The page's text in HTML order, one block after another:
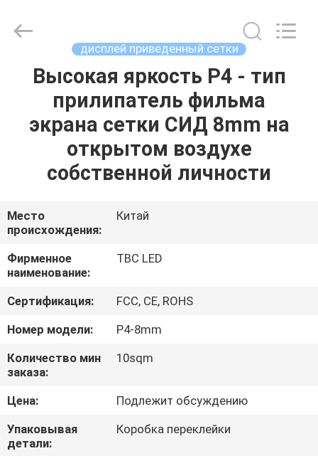
ДОМ
ПРОДУКТЫ
ШОУ
О
НАС
ПУТЕШЕСТВИЕ
ФАБРИКИ
ПРОВЕРКА
КАЧЕСТВА
Limited.
дисплей приведенный сетки
Высокая яркость P4 - тип
прилипатель фильма
экрана сетки СИД 8mm на
открытом воздухе
собственной личности
Место
происхождения:
Китай
Фирменное
наименование:
TBC LED
Сертификация:
FCC, CE, ROHS
Номер модели:
P4-8mm
Количество мин
заказа:
10sqm
Цена:
Подлежит обсуждению
Упаковывая
детали:
Коробка переклейки